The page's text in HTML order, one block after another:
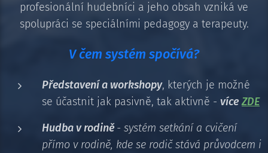
profesionální hudebníci a jeho obsah vzniká ve
spolupráci se speciálními pedagogy a terapeuty.
V čem systém spočívá?
Představení a workshopy, kterých je možné
se účastnit jak pasivně, tak aktivně - více ZDE
Hudba v rodině - systém setkání a cvičení
přímo v rodině, kde se rodič stává průvodcem i